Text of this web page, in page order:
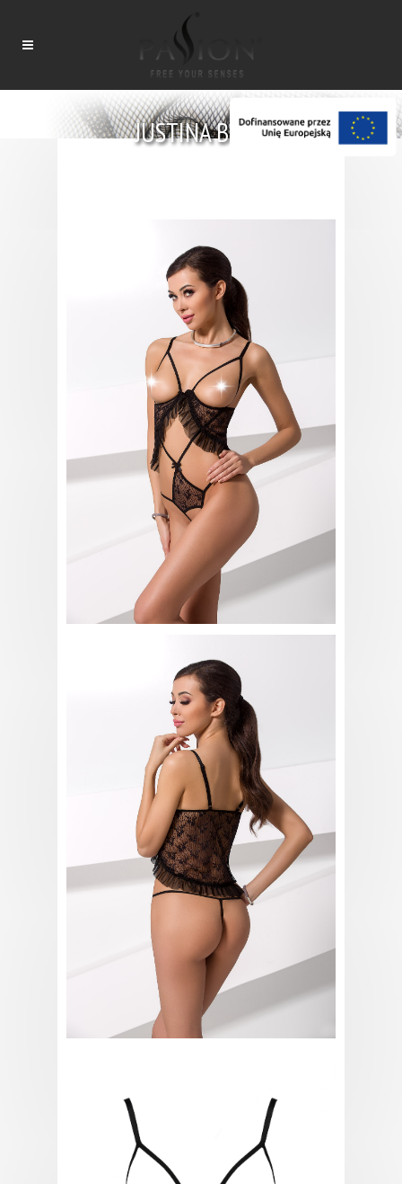
JUSTINA BODY